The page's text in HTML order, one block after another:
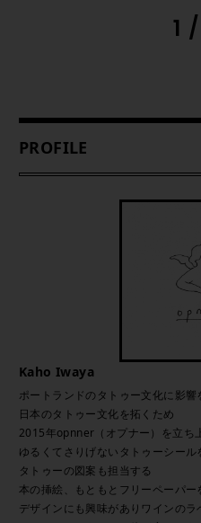
1
PROFILE
Kaho Iwaya
ポートランドのタトゥー文化に影響
日本のタトゥー文化を拓くため
2015年opnner（オプナー）を立ち
ゆるくてさりげないタトゥーシー
タトゥーの図案も担当する
本の挿絵、もともとフリーペーパー
デザインにも興味がありワインの